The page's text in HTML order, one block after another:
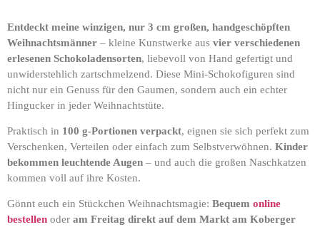
Entdeckt meine winzigen, nur 3 cm großen, handgeschöpften
Weihnachtsmänner – kleine Kunstwerke aus vier verschiedenen
erlesenen Schokoladensorten, liebevoll von Hand gefertigt und
unwiderstehlich zartschmelzend. Diese Mini-Schokofiguren sind
nicht nur ein Genuss für den Gaumen, sondern auch ein echter
Hingucker in jeder Weihnachtstüte.
Praktisch in 100 g-Portionen verpackt, eignen sie sich perfekt zum
Verschenken, Verteilen oder einfach zum Selbstverwöhnen. Kinder
bekommen leuchtende Augen – und auch die großen Naschkatzen
kommen voll auf ihre Kosten.
Gönnt euch ein Stückchen Weihnachtsmagie: Bequem online
bestellen oder am Freitag direkt auf dem Markt am Koberger